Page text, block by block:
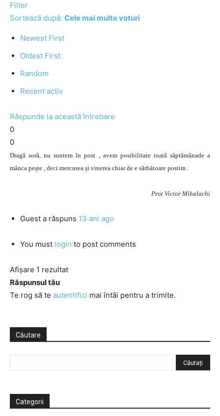
Filter
Sortează după: Cele mai multe voturi
Newest First
Oldest First
Random
Recent activ
Răspunde la această întrebare
0
0
Dragă soră, nu suntem în post , avem posibilitate toată săptămânade a
mânca pește , deci mercurea și vinerea chiar de e sărbătoare postim .
Prot Victor Mihalachi
Guest a răspuns 13 ani ago
You must login to post comments
Afișare 1 rezultat
Răspunsul tău
Te rog să te autentifici mai întâi pentru a trimite.
Căutare
Categorii